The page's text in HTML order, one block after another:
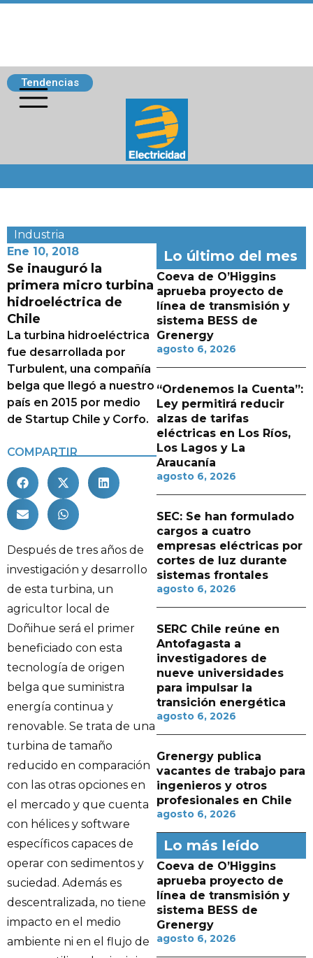
Tendencias
Industria
Ene 10, 2018
Se inauguró la
primera micro turbina
hidroeléctrica de
Chile
La turbina hidroeléctrica
fue desarrollada por
Turbulent, una compañía
belga que llegó a nuestro
país en 2015 por medio
de Startup Chile y Corfo.
COMPARTIR
Después de tres años de
investigación y desarrollo
de esta turbina, un
agricultor local de
Doñihue será el primer
beneficiado con esta
tecnología de origen
belga que suministra
energía continua y
renovable. Se trata de una
turbina de tamaño
reducido en comparación
con las otras opciones en
el mercado y que cuenta
con hélices y software
específicos capaces de
operar con sedimentos y
suciedad. Además es
descentralizada, no tiene
impacto en el medio
ambiente ni en el flujo de
Lo último del mes
Coeva de O’Higgins
aprueba proyecto de
línea de transmisión y
sistema BESS de
Grenergy
agosto 6, 2026
“Ordenemos la Cuenta”:
Ley permitirá reducir
alzas de tarifas
eléctricas en Los Ríos,
Los Lagos y La
Araucanía
agosto 6, 2026
SEC: Se han formulado
cargos a cuatro
empresas eléctricas por
cortes de luz durante
sistemas frontales
agosto 6, 2026
SERC Chile reúne en
Antofagasta a
investigadores de
nueve universidades
para impulsar la
transición energética
agosto 6, 2026
Grenergy publica
vacantes de trabajo para
ingenieros y otros
profesionales en Chile
agosto 6, 2026
Lo más leído
Coeva de O’Higgins
aprueba proyecto de
línea de transmisión y
sistema BESS de
Grenergy
agosto 6, 2026